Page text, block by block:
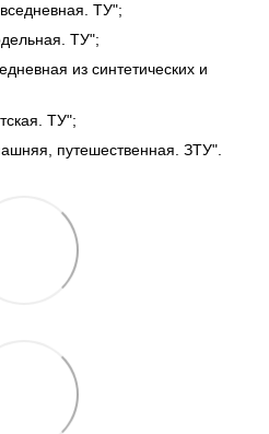
ТУ";
ТУ";
из синтетических и
ТУ";
путешественная. ЗТУ".